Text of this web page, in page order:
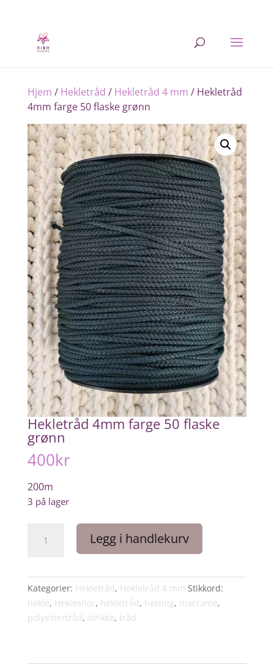
Hjem / Hekletråd / Hekletråd 4 mm / Hekletråd
4mm farge 50 flaske grønn
Hekletråd 4mm farge 50 flaske
grønn
400kr
200m
3 på lager
4mm
50
flaske
grønn
antall
Legg i handlekurv
Kategorier: Hekletråd, Hekletråd 4 mm Stikkord:
hekle, Heklesnor, hekletråd, hekling, macrame,
polyestertråd, strikke, tråd